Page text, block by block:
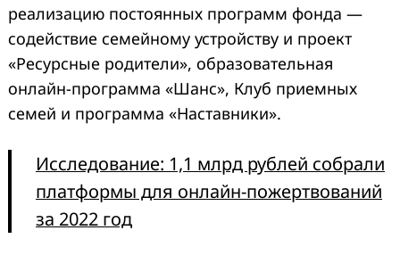
реализацию постоянных программ фонда —
содействие семейному устройству и проект
«Ресурсные родители», образовательная
онлайн-программа «Шанс», Клуб приемных
семей и программа «Наставники».
Исследование: 1,1 млрд рублей собрали
платформы для онлайн-пожертвований
за 2022 год